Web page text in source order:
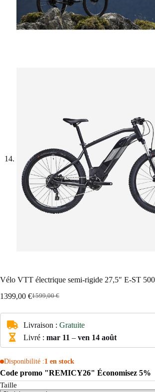
Vélo VTT électrique semi-rigide 27,5″ E-ST
1599,00€
Le
était :
1599,00 €.
1399,00 €Le
est :
1399,00 €.
Livraison : Gratuite
Livré : mar 11 – ven 14 août
Disponibilité :1 en stock
Code promo "REMICY26" Économisez 5%
Taille